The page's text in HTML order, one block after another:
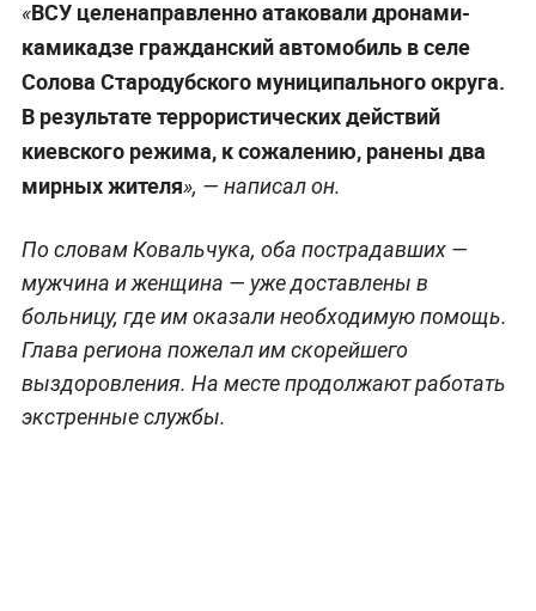
«ВСУ целенаправленно атаковали дронами-
камикадзе гражданский автомобиль в селе
Солова Стародубского муниципального округа.
В результате террористических действий
киевского режима, к сожалению, ранены два
мирных жителя», — написал он.
По словам Ковальчука, оба пострадавших —
мужчина и женщина — уже доставлены в
больницу, где им оказали необходимую помощь.
Глава региона пожелал им скорейшего
выздоровления. На месте продолжают работать
экстренные службы.